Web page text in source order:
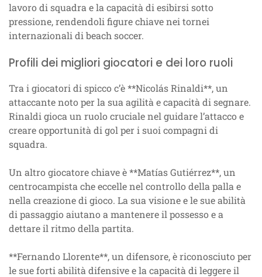
lavoro di squadra e la capacità di esibirsi sotto
pressione, rendendoli figure chiave nei tornei
internazionali di beach soccer.
Profili dei migliori giocatori e dei loro ruoli
Tra i giocatori di spicco c’è **Nicolás Rinaldi**, un
attaccante noto per la sua agilità e capacità di segnare.
Rinaldi gioca un ruolo cruciale nel guidare l’attacco e
creare opportunità di gol per i suoi compagni di
squadra.
Un altro giocatore chiave è **Matías Gutiérrez**, un
centrocampista che eccelle nel controllo della palla e
nella creazione di gioco. La sua visione e le sue abilità
di passaggio aiutano a mantenere il possesso e a
dettare il ritmo della partita.
**Fernando Llorente**, un difensore, è riconosciuto per
le sue forti abilità difensive e la capacità di leggere il